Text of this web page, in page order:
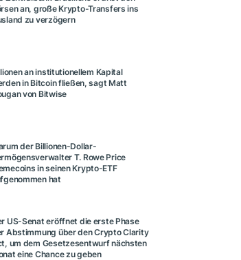
an, große Krypto-Transfers ins
zu verzögern
an institutionellem Kapital
in Bitcoin fließen, sagt Matt
von Bitwise
der Billionen-Dollar-
T. Rowe Price
in seinen Krypto-ETF
hat
US-Senat eröffnet die erste Phase
Abstimmung über den Crypto Clarity
um dem Gesetzesentwurf nächsten
eine Chance zu geben